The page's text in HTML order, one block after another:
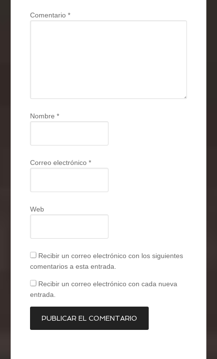
Comentario*
Nombre*
Correo electrónico*
Web
Recibir un correo electrónico con los siguientes
comentarios a esta entrada.
Recibir un correo electrónico con cada nueva
entrada.